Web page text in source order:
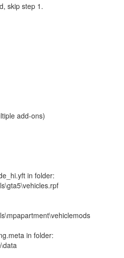
skip step 1.
add-ons)
in folder:
in folder: